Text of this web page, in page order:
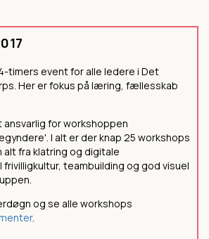
timers event for alle ledere i Det
Her er fokus på læring, fællesskab
for workshoppen
I alt er der knap 25 workshops
alt fra klatring og digitale
teambuilding og god visuel
og se alle workshops
.